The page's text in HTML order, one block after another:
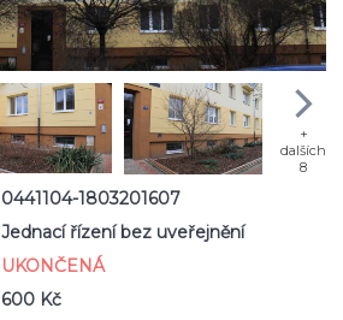
+
dalších
8
0441104-1803201607
Jednací řízení bez uveřejnění
UKONČENÁ
600 Kč